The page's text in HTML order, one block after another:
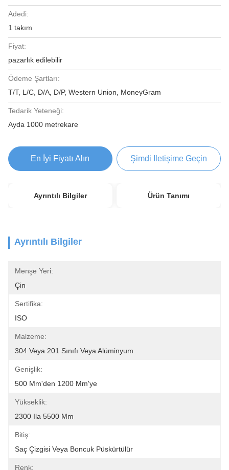
Adedi:
1 takım
Fiyat:
pazarlık edilebilir
Ödeme Şartları:
T/T, L/C, D/A, D/P, Western Union, MoneyGram
Tedarik Yeteneği:
Ayda 1000 metrekare
En İyi Fiyatı Alın Şimdi Iletişime Geçin
Ayrıntılı Bilgiler Ürün Tanımı
Ayrıntılı Bilgiler
Menşe Yeri:
Çin
Sertifika:
ISO
Malzeme:
304 Veya 201 Sınıfı Veya Alüminyum
Genişlik:
500 Mm'den 1200 Mm'ye
Yükseklik:
2300 Ila 5500 Mm
Bitiş:
Saç Çizgisi Veya Boncuk Püskürtülür
Renk: